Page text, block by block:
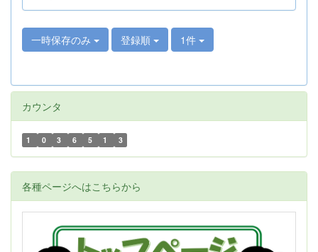
一時保存のみ 登録順 1件
カウンタ
1 0 3 6 5 1 3
各種ページへはこちらから